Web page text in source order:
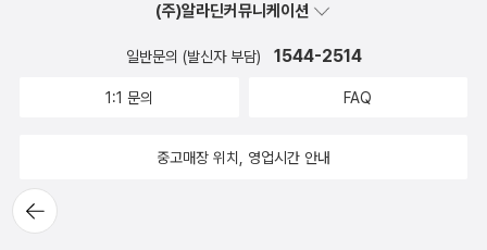
뒤로가
기
(주)알라딘커뮤니케이션
일반문의 (발신자 부담) 1544-2514
1:1 문의 FAQ
중고매장 위치, 영업시간 안내